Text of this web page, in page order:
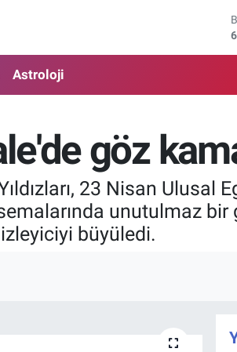
Astroloji
göz
23 Nisan Ulusal
unutulmaz
büyüledi.